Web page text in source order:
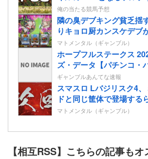
2歳情報
俺の当たる競馬予想
隣の臭デブキング貧乏揺
りキョロ厨カンスケデブ
が折れそう…
マトメンタル（ギャンブル）
ホープフルステークス
ズ・データ【パチンコ・
ギャンブルあんてな速報
スマスロ Lバジリスク4
ドと同じ筐体で登場する
マトメンタル（ギャンブル）
【相互RSS】こちらの記事もオ